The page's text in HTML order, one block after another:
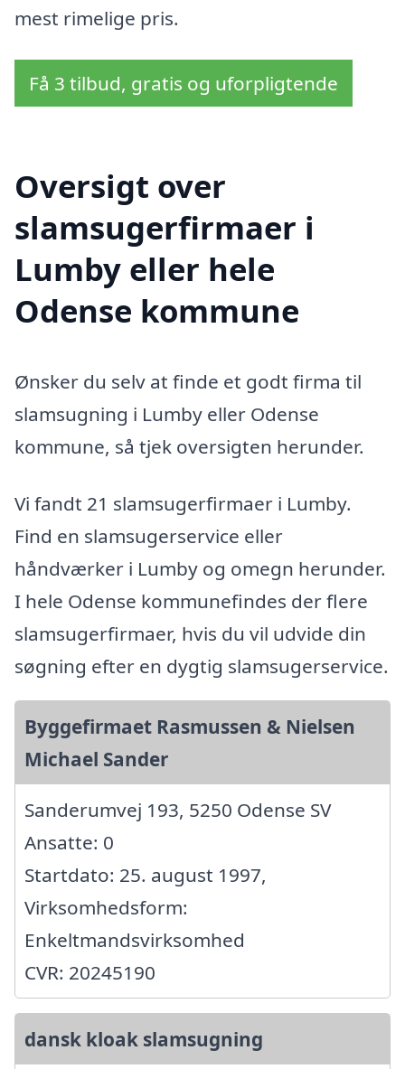
mest rimelige pris.
Få 3 tilbud, gratis og uforpligtende
Oversigt over
slamsugerfirmaer i
Lumby eller hele
Odense kommune
Ønsker du selv at finde et godt firma til
slamsugning i Lumby eller Odense
kommune, så tjek oversigten herunder.
Vi fandt 21 slamsugerfirmaer i Lumby.
Find en slamsugerservice eller
håndværker i Lumby og omegn herunder.
I hele Odense kommunefindes der flere
slamsugerfirmaer, hvis du vil udvide din
søgning efter en dygtig slamsugerservice.
Byggefirmaet Rasmussen & Nielsen
Michael Sander
Sanderumvej 193, 5250 Odense SV
Ansatte: 0
Startdato: 25. august 1997,
Virksomhedsform:
Enkeltmandsvirksomhed
CVR: 20245190
dansk kloak slamsugning